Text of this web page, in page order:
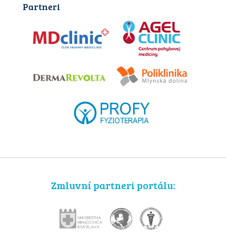
Partneri
Zmluvní partneri portálu: